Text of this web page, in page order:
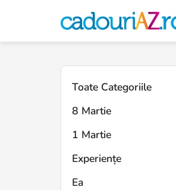
Toate Categoriile
8 Martie
1 Martie
Experiențe
Ea